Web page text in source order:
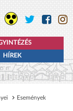
HÍREK
Események